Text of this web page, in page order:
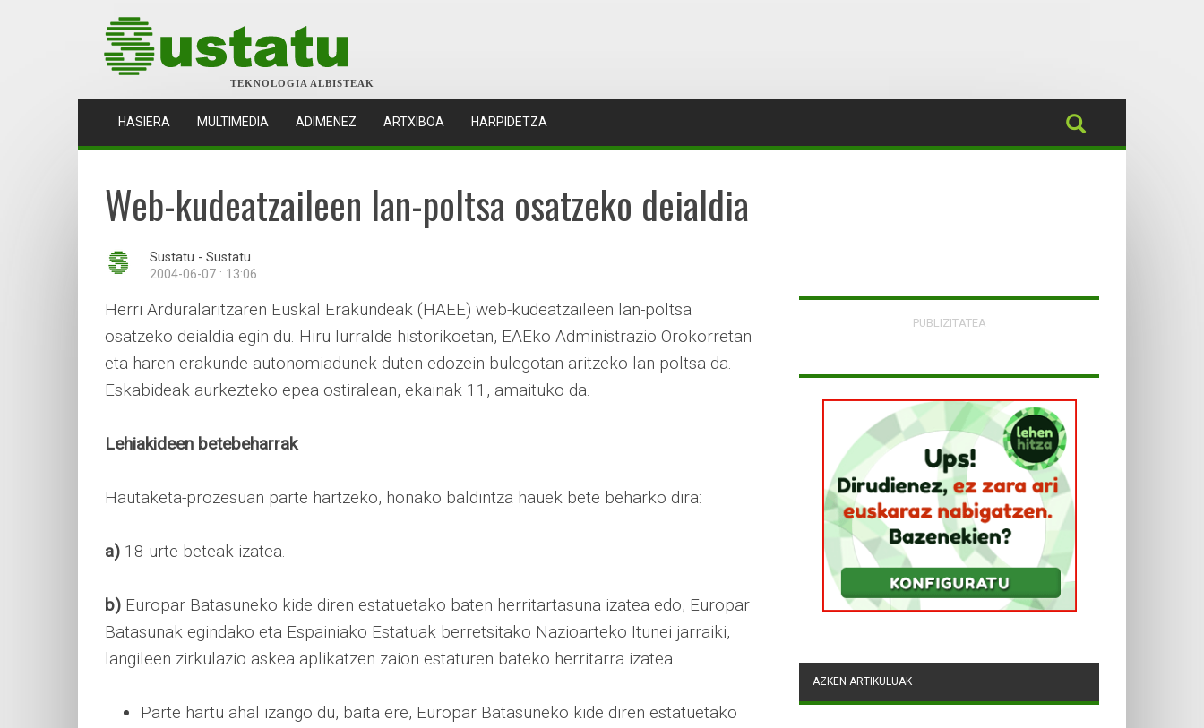
TEKNOLOGIA ALBISTEAK
HASIERA (CURRENT)
MULTIMEDIA ADIMENEZ ARTXIBOA HARPIDETZA
Web-kudeatzaileen lan-poltsa osatzeko deialdia
Sustatu - Sustatu
2004-06-07 : 13:06
Herri Arduralaritzaren Euskal Erakundeak (HAEE) web-kudeatzaileen lan-poltsa
osatzeko deialdia egin du. Hiru lurralde historikoetan, EAEko Administrazio Orokorretan
eta haren erakunde autonomiadunek duten edozein bulegotan aritzeko lan-poltsa da.
Eskabideak aurkezteko epea ostiralean, ekainak 11, amaituko da.
Lehiakideen betebeharrak
Hautaketa-prozesuan parte hartzeko, honako baldintza hauek bete beharko dira:
a) 18 urte beteak izatea.
b) Europar Batasuneko kide diren estatuetako baten herritartasuna izatea edo, Europar
Batasunak egindako eta Espainiako Estatuak berretsitako Nazioarteko Itunei jarraiki,
langileen zirkulazio askea aplikatzen zaion estaturen bateko herritarra izatea.
Parte hartu ahal izango du, baita ere, Europar Batasuneko kide diren estatuetako
PUBLIZITATEA
AZKEN ARTIKULUAK